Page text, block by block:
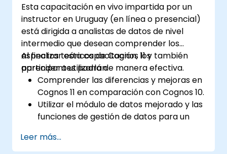
Esta capacitación en vivo impartida por un
instructor en Uruguay (en línea o presencial)
está dirigida a analistas de datos de nivel
intermedio que desean comprender los
aspectos teóricos de Cognos 11 y también
aprender a utilizarla de manera efectiva.
Al finalizar esta capacitación, los
participantes podrán:
Comprender las diferencias y mejoras en
Cognos 11 en comparación con Cognos 10.
Utilizar el módulo de datos mejorado y las
funciones de gestión de datos para un
Implementar mejores prácticas para una
Leer más...